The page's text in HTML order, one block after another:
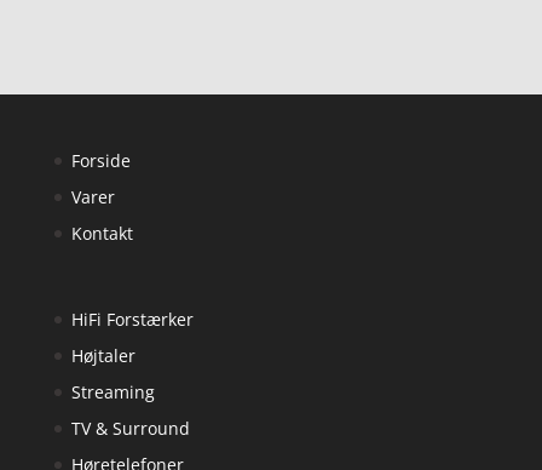
Forside
Varer
Kontakt
HiFi Forstærker
Højtaler
Streaming
TV & Surround
Høretelefoner